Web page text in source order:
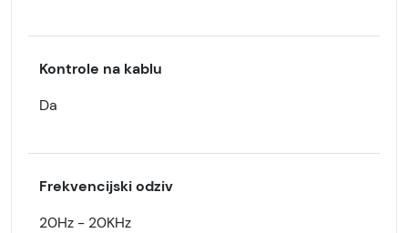
Kontrole na kablu
Da
Frekvencijski odziv
20Hz - 20KHz